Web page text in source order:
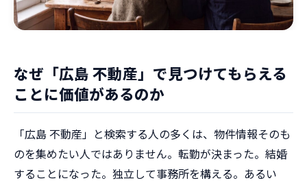
なぜ「広島 不動産」で見つけてもらえる
ことに価値があるのか
「広島 不動産」と検索する人の多くは、物件情報そのも
のを集めたい人ではありません。転勤が決まった。結婚
することになった。独立して事務所を構える。あるい